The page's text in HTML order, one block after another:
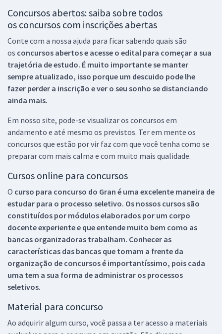
Concursos abertos: saiba sobre todos
os concursos com inscrições abertas
Conte com a nossa ajuda para ficar sabendo quais são
os concursos abertos e acesse o edital para começar a sua
trajetória de estudo. É muito importante se manter
sempre atualizado, isso porque um descuido pode lhe
fazer perder a inscrição e ver o seu sonho se distanciando
ainda mais.
Em nosso site, pode-se visualizar os concursos em
andamento e até mesmo os previstos. Ter em mente os
concursos que estão por vir faz com que você tenha como se
preparar com mais calma e com muito mais qualidade.
Cursos online para concursos
O curso para concurso do Gran é uma excelente maneira de
estudar para o processo seletivo. Os nossos cursos são
constituídos por módulos elaborados por um corpo
docente experiente e que entende muito bem como as
bancas organizadoras trabalham. Conhecer as
características das bancas que tomam a frente da
organização de concursos é importantíssimo, pois cada
uma tem a sua forma de administrar os processos
seletivos.
Material para concurso
Ao adquirir algum curso, você passa a ter acesso a materiais